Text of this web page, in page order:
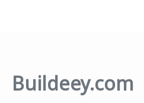
Buildeey.com